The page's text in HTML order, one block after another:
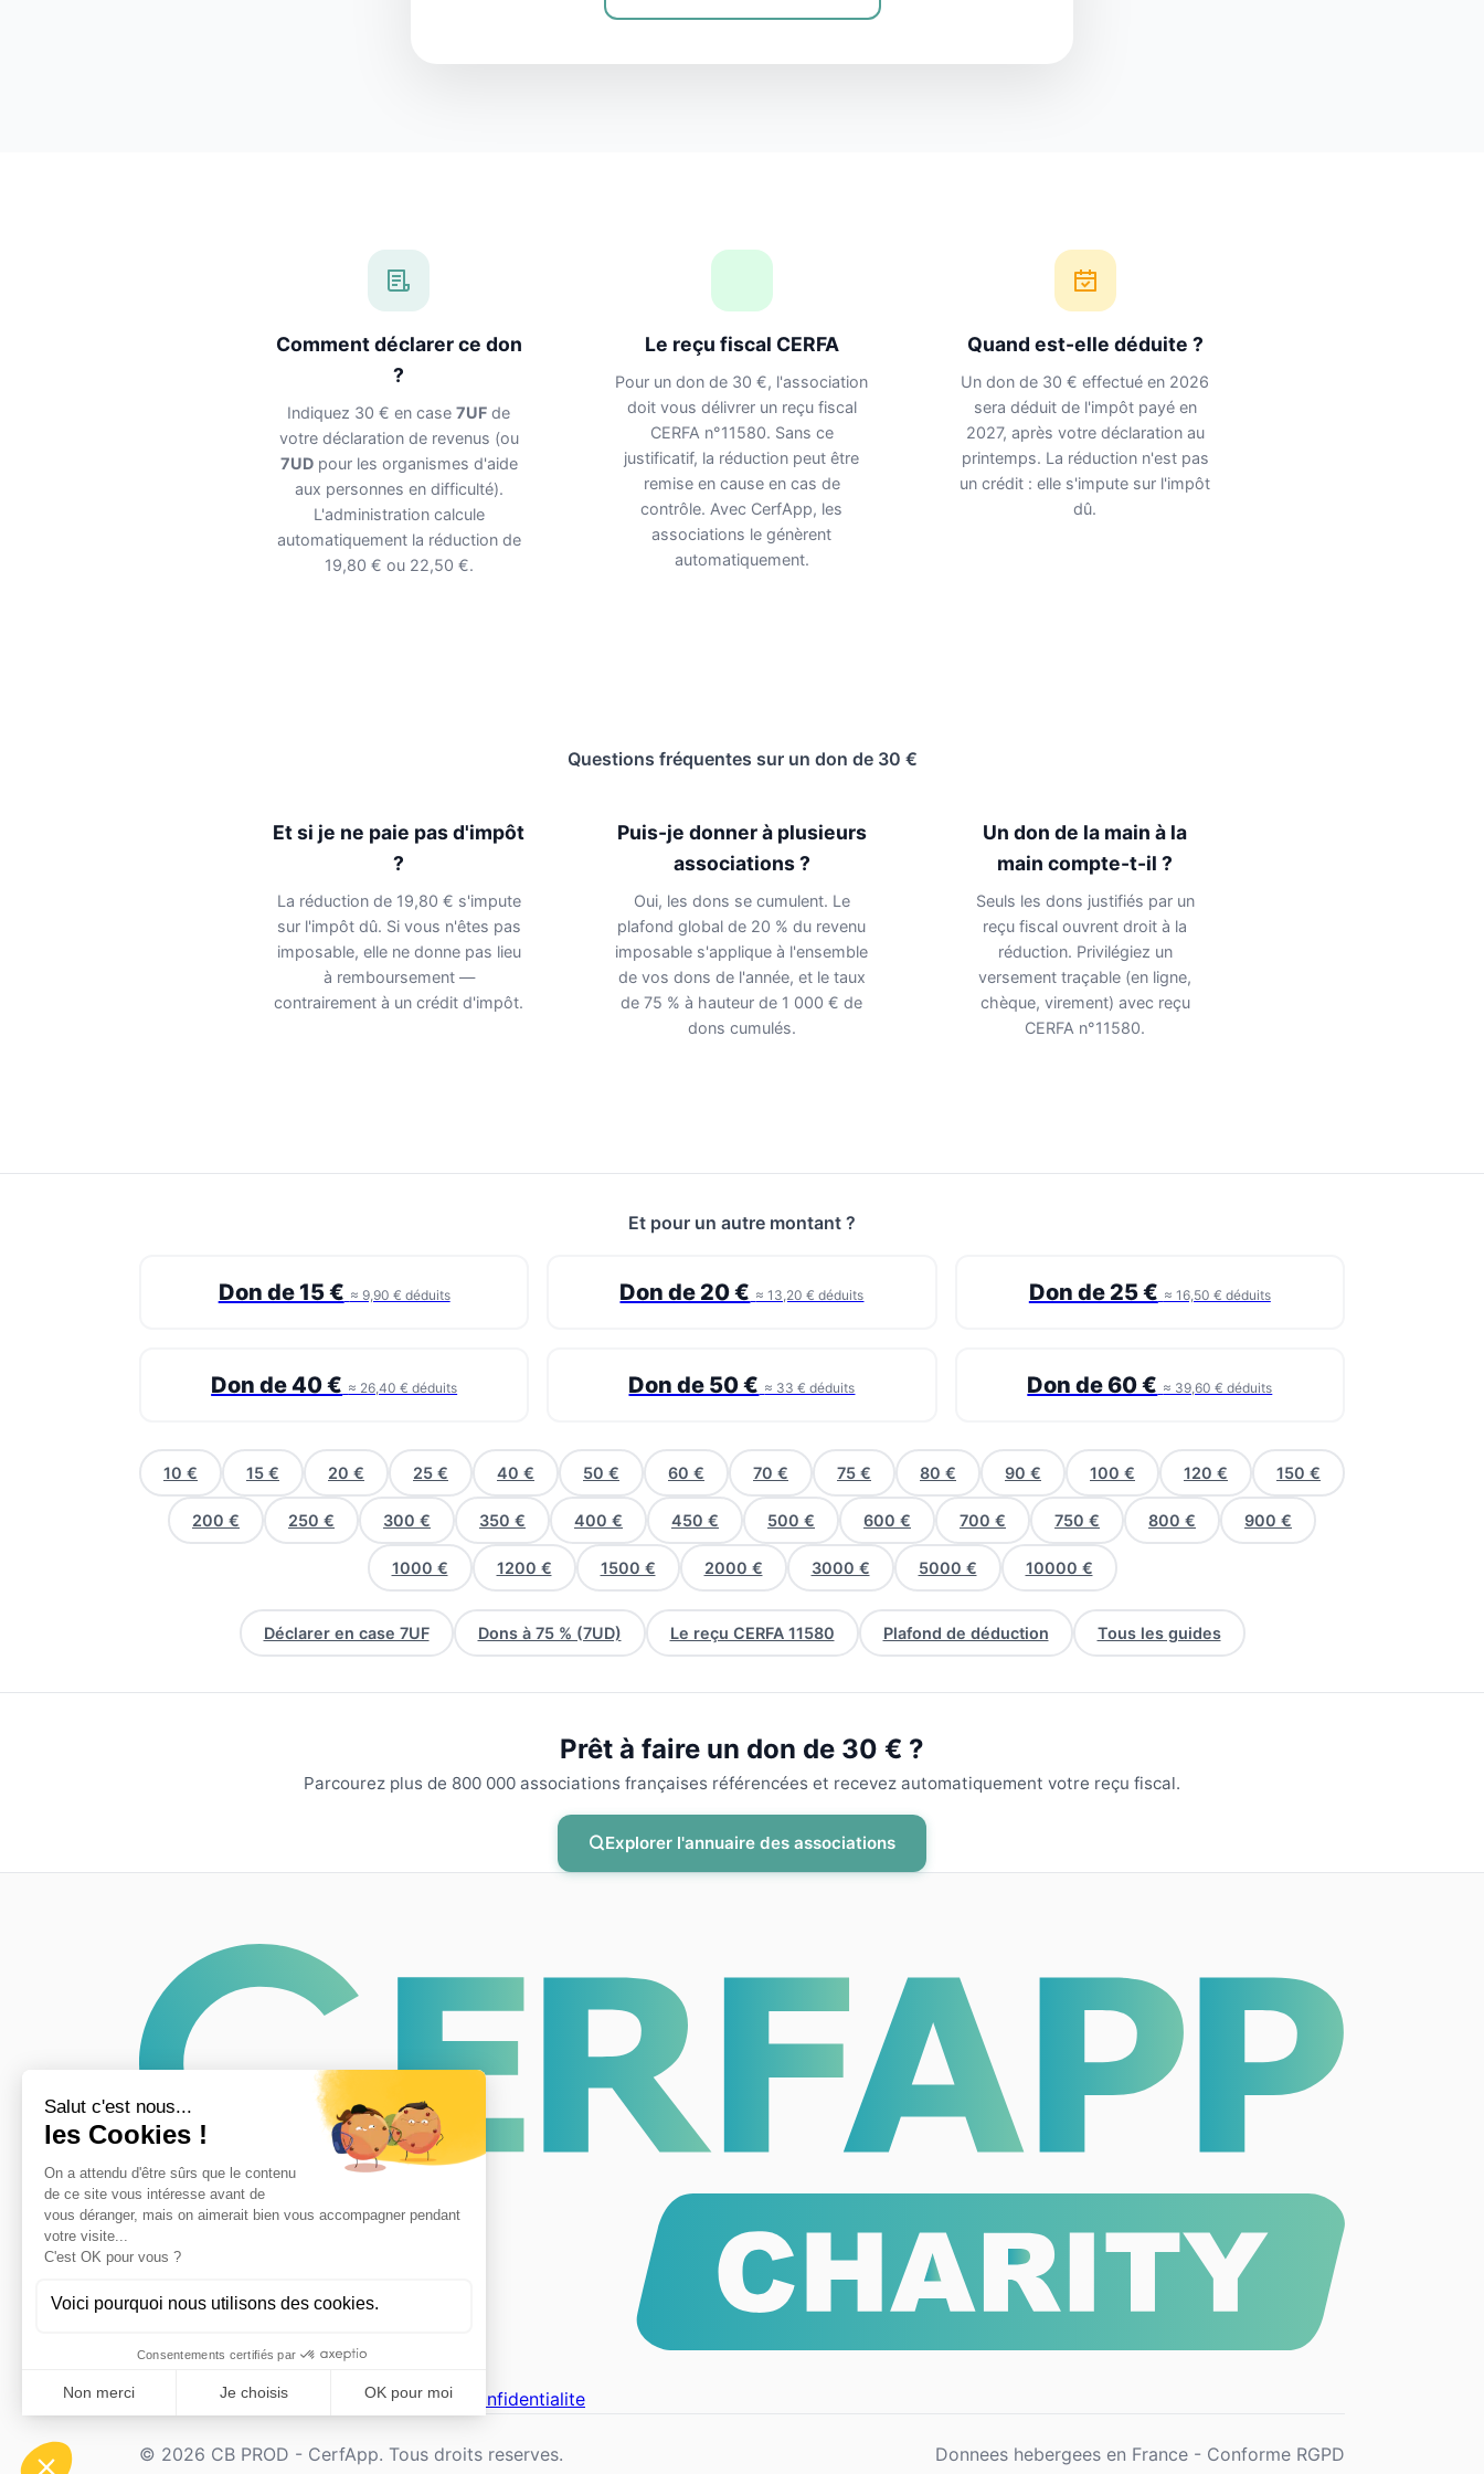
Comment déclarer ce don
?
Indiquez 30 € en case7UF de
votre déclaration de revenus (ou
7UDpour les organismes d'aide
aux personnes en difficulté).
L'administration calcule
automatiquement la réduction de
19,80 € ou 22,50 €.
Le reçu fiscal CERFA
Pour un don de 30 €, l'association
doit vous délivrer un reçu fiscal
CERFA n°11580. Sans ce
justificatif, la réduction peut être
remise en cause en cas de
contrôle. Avec CerfApp, les
associations le génèrent
automatiquement.
Quand est-elle déduite ?
Un don de 30 € effectué en 2026
sera déduit de l'impôt payé en
2027, après votre déclaration au
printemps. La réduction n'est pas
un crédit : elle s'impute sur l'impôt
dû.
Questions fréquentes sur un don de 30 €
Et si je ne paie pas d'impôt
?
La réduction de 19,80 € s'impute
sur l'impôt dû. Si vous n'êtes pas
imposable, elle ne donne pas lieu
à remboursement —
contrairement à un crédit d'impôt.
Puis-je donner à plusieurs
associations ?
Oui, les dons se cumulent. Le
plafond global de 20 % du revenu
imposable s'applique à l'ensemble
de vos dons de l'année, et le taux
de 75 % à hauteur de 1 000 € de
dons cumulés.
Un don de la main à la
main compte-t-il ?
Seuls les dons justifiés par un
reçu fiscal ouvrent droit à la
réduction. Privilégiez un
versement traçable (en ligne,
chèque, virement) avec reçu
CERFA n°11580.
Et pour un autre montant ?
Don de 15 € ≈ 9,90 € déduits Don de 20 € ≈ 13,20 € déduits Don de 25 € ≈ 16,50 € déduits
Don de 40 € ≈ 26,40 € déduits Don de 50 € ≈ 33 € déduits Don de 60 € ≈ 39,60 € déduits
10 € 15 € 20 € 25 € 40 € 50 € 60 € 70 € 75 € 80 € 90 € 100 € 120 € 150 €
200 € 250 € 300 € 350 € 400 € 450 € 500 € 600 € 700 € 750 € 800 € 900 €
1000 € 1200 € 1500 € 2000 € 3000 € 5000 € 10000 €
Déclarer en case 7UF Dons à 75 % (7UD) Le reçu CERFA 11580 Plafond de déduction Tous les guides
Prêt à faire un don de 30 € ?
Parcourez plus de 800 000 associations françaises référencées et recevez automatiquement votre reçu fiscal.
Explorer l'annuaire des associations
Associations Mentions legales Confidentialite
© 2026 CB PROD - CerfApp. Tous droits reserves. Donnees hebergees en France - Conforme RGPD